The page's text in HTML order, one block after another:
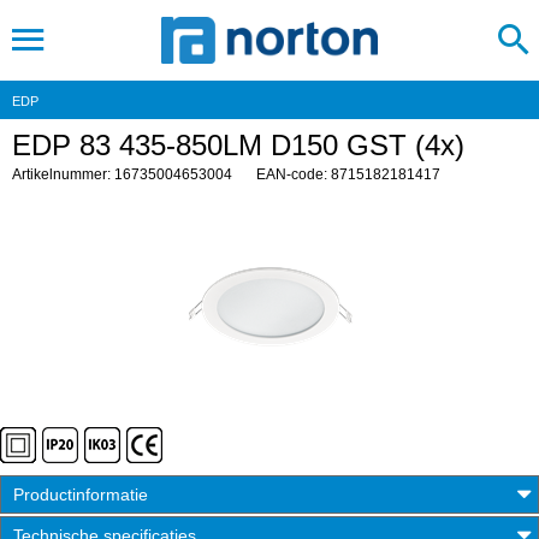
EDP
EDP 83 435-850LM D150 GST (4x)
Artikelnummer: 16735004653004 EAN-code: 8715182181417
Productinformatie